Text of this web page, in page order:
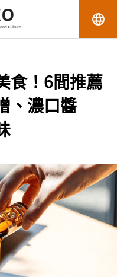
language
食！6間推薦
、濃口醬